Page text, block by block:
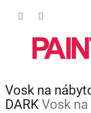
Vosk na
DARK Vosk